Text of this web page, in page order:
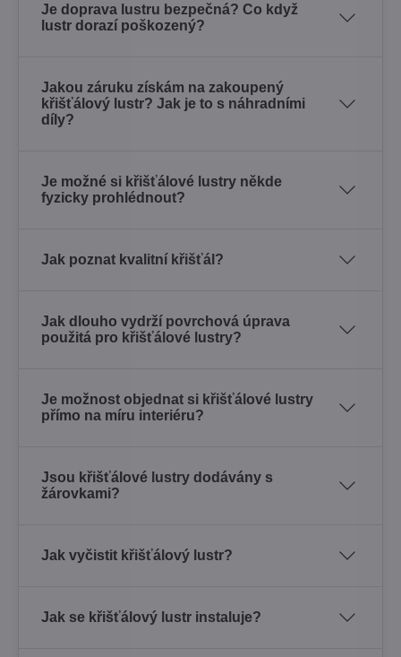
Je doprava lustru bezpečná? Co když
lustr dorazí poškozený?
Jakou záruku získám na zakoupený
křišťálový lustr? Jak je to s náhradními
díly?
Je možné si křišťálové lustry někde
fyzicky prohlédnout?
Jak poznat kvalitní křišťál?
Jak dlouho vydrží povrchová úprava
použitá pro křišťálové lustry?
Je možnost objednat si křišťálové lustry
přímo na míru interiéru?
Jsou křišťálové lustry dodávány s
žárovkami?
Jak vyčistit křišťálový lustr?
Jak se křišťálový lustr instaluje?